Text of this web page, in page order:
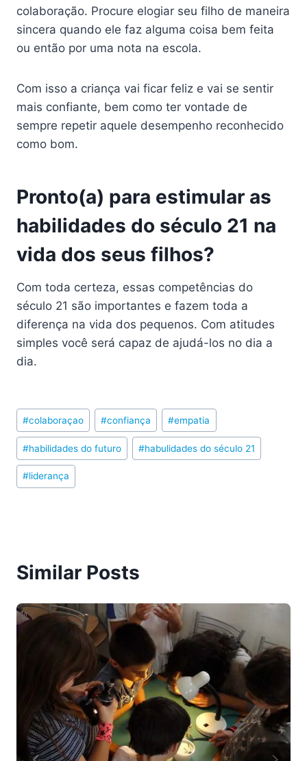
colaboração. Procure elogiar seu filho de maneira
sincera quando ele faz alguma coisa bem feita
ou então por uma nota na escola.
Com isso a criança vai ficar feliz e vai se sentir
mais confiante, bem como ter vontade de
sempre repetir aquele desempenho reconhecido
como bom.
Pronto(a) para estimular as
habilidades do século 21 na
vida dos seus filhos?
Com toda certeza, essas competências do
século 21 são importantes e fazem toda a
diferença na vida dos pequenos. Com atitudes
simples você será capaz de ajudá-los no dia a
dia.
Post
Tags:
#colaboraçao #confiança #empatia
#habilidades do futuro #habulidades do século 21
#liderança
Similar Posts